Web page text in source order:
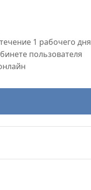
1 рабочего дня
пользователя